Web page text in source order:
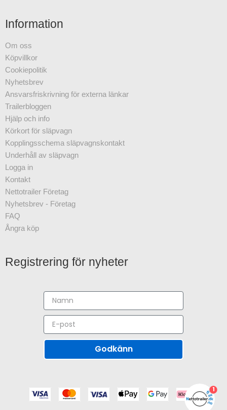
Information
Om oss
Köpvillkor
Cookiepolitik
Nyhetsbrev
Ansvarsfriskrivning för externa länkar
Trailerbloggen
Hjälp och info
Körkort för släpvagn
Kopplingsschema släpvagnskontakt
Underhåll av släpvagn
Logga in
Kontakt
Nettotrailer Företag
Nyhetsbrev - Företag
FAQ
Ångra köp
Registrering för nyheter
Godkänn
1